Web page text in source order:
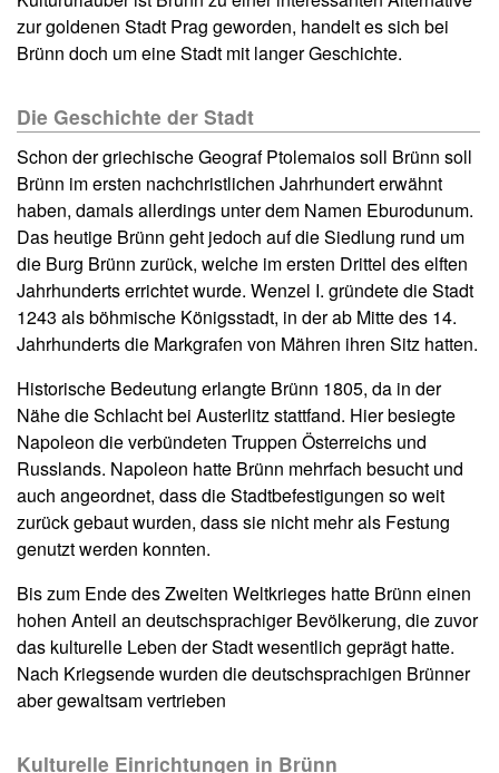
zur goldenen Stadt Prag geworden, handelt es sich bei
Brünn doch um eine Stadt mit langer Geschichte.
Die Geschichte der Stadt
Schon der griechische Geograf Ptolemaios soll Brünn soll
Brünn im ersten nachchristlichen Jahrhundert erwähnt
haben, damals allerdings unter dem Namen Eburodunum.
Das heutige Brünn geht jedoch auf die Siedlung rund um
die Burg Brünn zurück, welche im ersten Drittel des elften
Jahrhunderts errichtet wurde. Wenzel I. gründete die Stadt
1243 als böhmische Königsstadt, in der ab Mitte des 14.
Jahrhunderts die Markgrafen von Mähren ihren Sitz hatten.
Historische Bedeutung erlangte Brünn 1805, da in der
Nähe die Schlacht bei Austerlitz stattfand. Hier besiegte
Napoleon die verbündeten Truppen Österreichs und
Russlands. Napoleon hatte Brünn mehrfach besucht und
auch angeordnet, dass die Stadtbefestigungen so weit
zurück gebaut wurden, dass sie nicht mehr als Festung
genutzt werden konnten.
Bis zum Ende des Zweiten Weltkrieges hatte Brünn einen
hohen Anteil an deutschsprachiger Bevölkerung, die zuvor
das kulturelle Leben der Stadt wesentlich geprägt hatte.
Nach Kriegsende wurden die deutschsprachigen Brünner
aber gewaltsam vertrieben
Kulturelle Einrichtungen in Brünn